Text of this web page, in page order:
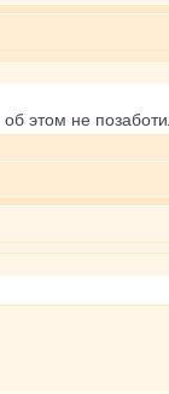
этом не